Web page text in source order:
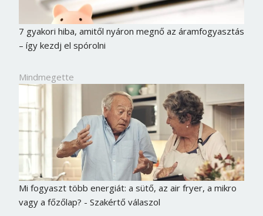
7 gyakori hiba, amitől nyáron megnő az áramfogyasztás
– így kezdj el spórolni
Mindmegette
Mi fogyaszt több energiát: a sütő, az air fryer, a mikro
vagy a főzőlap? - Szakértő válaszol